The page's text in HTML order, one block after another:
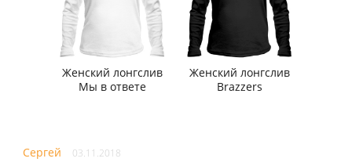
Женский лонгслив
Мы в ответе
Женский лонгслив
Brazzers
Сергей 03.11.2018